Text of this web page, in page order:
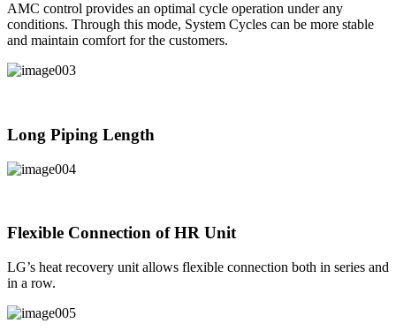
AMC control provides an optimal cycle operation under any
conditions. Through this mode, System Cycles can be more stable
and maintain comfort for the customers.
Long Piping Length
Flexible Connection of HR Unit
LG’s heat recovery unit allows flexible connection both in series and
in a row.